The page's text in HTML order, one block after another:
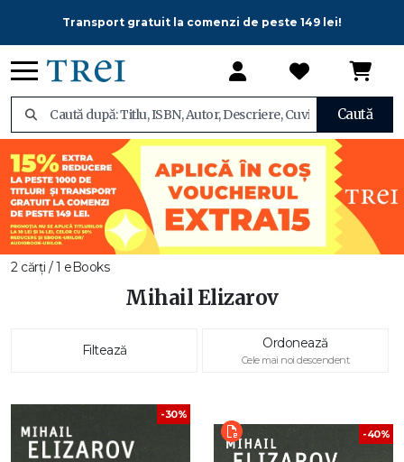
Transport gratuit la comenzi de peste 149 lei!
Caută
2 cărți / 1 eBooks
Mihail Elizarov
Filtează Ordonează
Cele mai noi descendent
-30%
-40%